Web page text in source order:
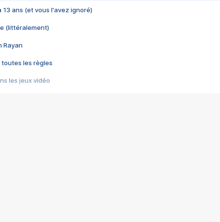
13 ans (et vous l'avez ignoré)
(littéralement)
Rayan
toutes les règles
les jeux vidéo